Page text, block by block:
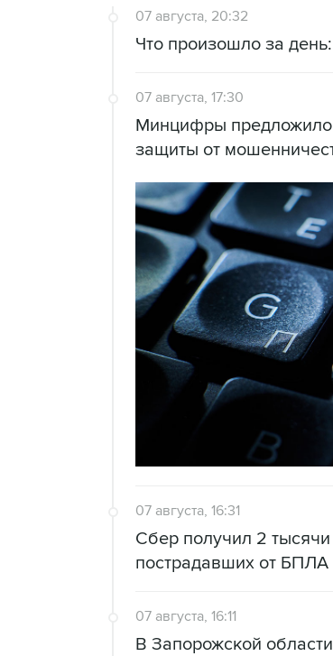
07 августа, 20:32
Что произошло за
07 августа, 17:30
Минцифры предложило
защиты от
07 августа, 16:31
Сбер получил 2 тысячи
пострадавших от БПЛА
07 августа, 16:11
В Запорожской